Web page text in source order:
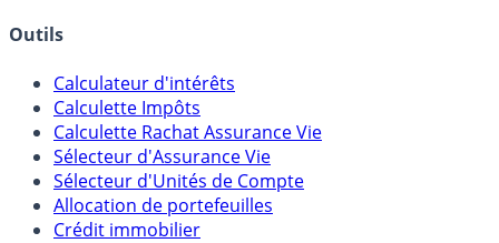
Outils
Calculateur d'intérêts
Calculette Impôts
Calculette Rachat Assurance Vie
Sélecteur d'Assurance Vie
Sélecteur d'Unités de Compte
Allocation de portefeuilles
Crédit immobilier